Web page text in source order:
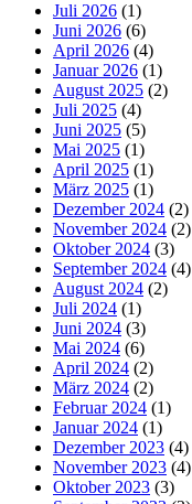
Juli 2026 (1)
Juni 2026 (6)
April 2026 (4)
Januar 2026 (1)
August 2025 (2)
Juli 2025 (4)
Juni 2025 (5)
Mai 2025 (1)
April 2025 (1)
März 2025 (1)
Dezember 2024 (2)
November 2024 (2)
Oktober 2024 (3)
September 2024 (4)
August 2024 (2)
Juli 2024 (1)
Juni 2024 (3)
Mai 2024 (6)
April 2024 (2)
März 2024 (2)
Februar 2024 (1)
Januar 2024 (1)
Dezember 2023 (4)
November 2023 (4)
Oktober 2023 (3)